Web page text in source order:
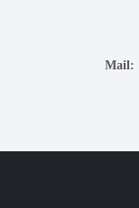
Mail: